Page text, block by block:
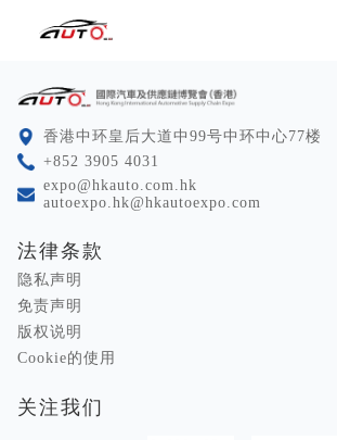
⾹港中环皇后⼤道中99号中环中⼼77楼
+852 3905 4031
expo@hkauto.com.hk
autoexpo.hk@hkautoexpo.com
法律条款
隐私声明
免责声明
版权说明
Cookie的使用
关注我们